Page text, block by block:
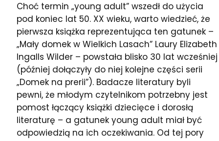
Choć termin „young adult” wszedł do użycia
pod koniec lat 50. XX wieku, warto wiedzieć, że
pierwsza książka reprezentująca ten gatunek –
„Mały domek w Wielkich Lasach” Laury Elizabeth
Ingalls Wilder – powstała blisko 30 lat wcześniej
(później dołączyły do niej kolejne części serii
„Domek na prerii”). Badacze literatury byli
pewni, że młodym czytelnikom potrzebny jest
pomost łączący książki dziecięce i dorosłą
literaturę – a gatunek young adult miał być
odpowiedzią na ich oczekiwania. Od tej pory